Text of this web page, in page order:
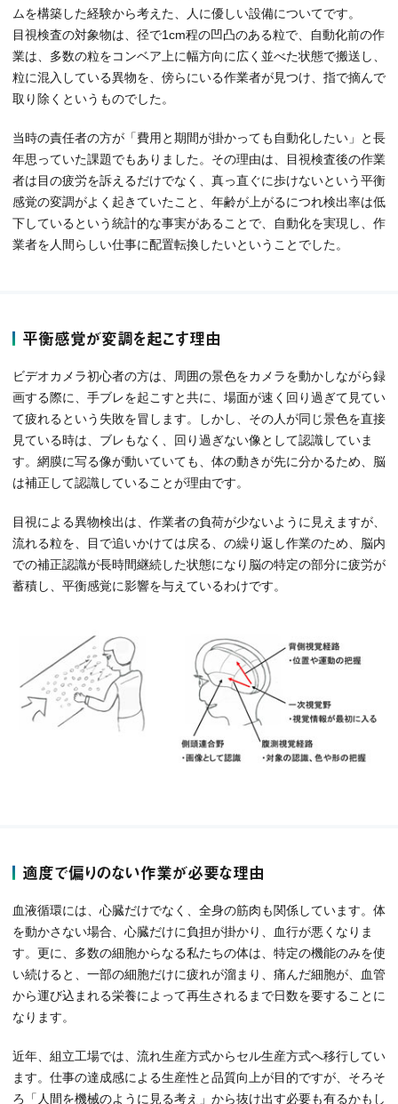
ムを構築した経験から考えた、人に優しい設備についてです。
目視検査の対象物は、径で1cm程の凹凸のある粒で、自動化前の作
業は、多数の粒をコンベア上に幅方向に広く並べた状態で搬送し、
粒に混入している異物を、傍らにいる作業者が見つけ、指で摘んで
取り除くというものでした。
当時の責任者の方が「費用と期間が掛かっても自動化したい」と長
年思っていた課題でもありました。その理由は、目視検査後の作業
者は目の疲労を訴えるだけでなく、真っ直ぐに歩けないという平衡
感覚の変調がよく起きていたこと、年齢が上がるにつれ検出率は低
下しているという統計的な事実があることで、自動化を実現し、作
業者を人間らしい仕事に配置転換したいということでした。
平衡感覚が変調を起こす理由
ビデオカメラ初心者の方は、周囲の景色をカメラを動かしながら録
画する際に、手ブレを起こすと共に、場面が速く回り過ぎて見てい
て疲れるという失敗を冒します。しかし、その人が同じ景色を直接
見ている時は、ブレもなく、回り過ぎない像として認識していま
す。網膜に写る像が動いていても、体の動きが先に分かるため、脳
は補正して認識していることが理由です。
目視による異物検出は、作業者の負荷が少ないように見えますが、
流れる粒を、目で追いかけては戻る、の繰り返し作業のため、脳内
での補正認識が長時間継続した状態になり脳の特定の部分に疲労が
蓄積し、平衡感覚に影響を与えているわけです。
適度で偏りのない作業が必要な理由
血液循環には、心臓だけでなく、全身の筋肉も関係しています。体
を動かさない場合、心臓だけに負担が掛かり、血行が悪くなりま
す。更に、多数の細胞からなる私たちの体は、特定の機能のみを使
い続けると、一部の細胞だけに疲れが溜まり、痛んだ細胞が、血管
から運び込まれる栄養によって再生されるまで日数を要することに
なります。
近年、組立工場では、流れ生産方式からセル生産方式へ移行してい
ます。仕事の達成感による生産性と品質向上が目的ですが、そろそ
ろ「人間を機械のように見る考え」から抜け出す必要も有るかもし